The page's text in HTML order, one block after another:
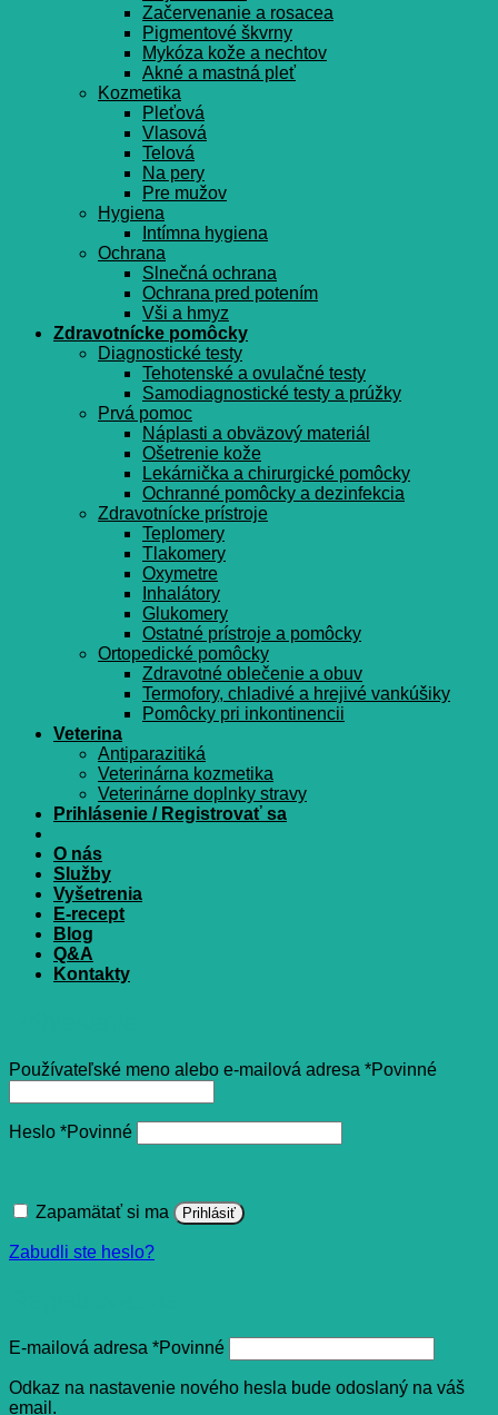
Začervenanie a rosacea
Pigmentové škvrny
Mykóza kože a nechtov
Akné a mastná pleť
Kozmetika
Pleťová
Vlasová
Telová
Na pery
Pre mužov
Hygiena
Intímna hygiena
Ochrana
Slnečná ochrana
Ochrana pred potením
Vši a hmyz
Zdravotnícke pomôcky
Diagnostické testy
Tehotenské a ovulačné testy
Samodiagnostické testy a prúžky
Prvá pomoc
Náplasti a obväzový materiál
Ošetrenie kože
Lekárnička a chirurgické pomôcky
Ochranné pomôcky a dezinfekcia
Zdravotnícke prístroje
Teplomery
Tlakomery
Oxymetre
Inhalátory
Glukomery
Ostatné prístroje a pomôcky
Ortopedické pomôcky
Zdravotné oblečenie a obuv
Termofory, chladivé a hrejivé vankúšiky
Pomôcky pri inkontinencii
Veterina
Antiparazitiká
Veterinárna kozmetika
Veterinárne doplnky stravy
Prihlásenie / Registrovať sa
O nás
Služby
Vyšetrenia
E-recept
Blog
Q&A
Kontakty
Používateľské meno alebo e-mailová adresa *Povinné
Heslo *Povinné
Zapamätať si ma Prihlásiť
Zabudli ste heslo?
E-mailová adresa *Povinné
Odkaz na nastavenie nového hesla bude odoslaný na váš
email.